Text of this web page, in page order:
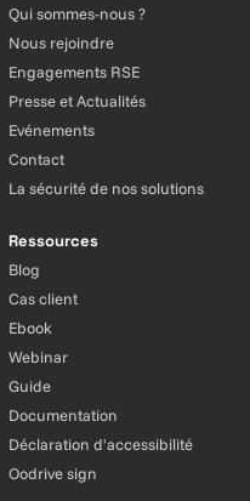
Qui sommes-nous ?
Nous rejoindre
Engagements RSE
Presse et Actualités
Evénements
Contact
La sécurité de nos solutions
Ressources
Blog
Cas client
Ebook
Webinar
Guide
Documentation
Déclaration d'accessibilité
Oodrive sign